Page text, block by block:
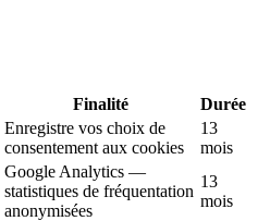
Finalité
Durée
Enregistre vos choix de
consentement aux cookies
13
mois
Google Analytics —
statistiques de fréquentation
anonymisées
13
mois